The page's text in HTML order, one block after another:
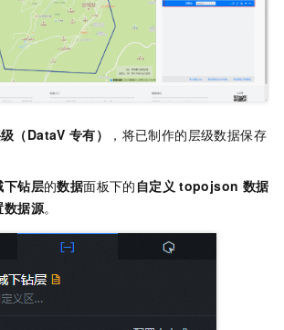
（DataV 专有）
，将已制作的层级数据保存
下钻层的数据面板下的 自定义 topojson 数据
数据源。